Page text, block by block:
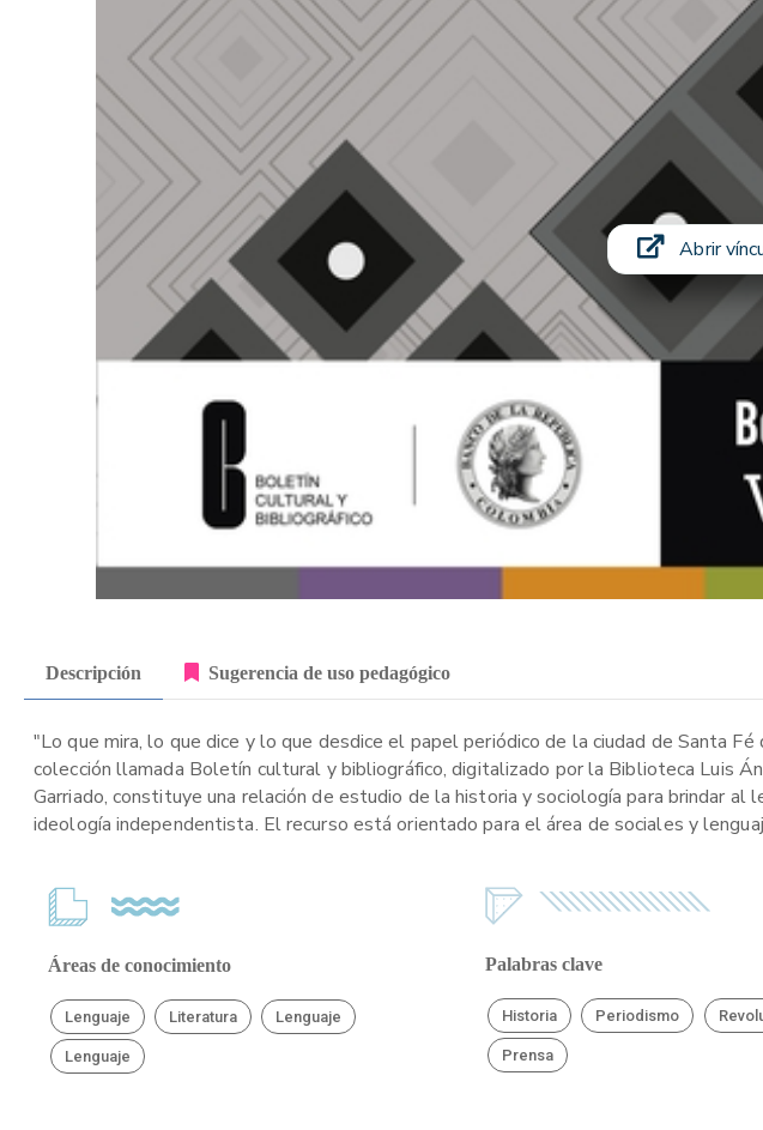
Abrir
Descripción Sugerencia de uso pedagógico
"Lo que mira, lo que dice y lo que desdice el papel periódico de la ciudad de Santa
colección llamada Boletín cultural y bibliográfico, digitalizado por la Biblioteca Luis
Garriado, constituye una relación de estudio de la historia y sociología para brindar
ideología independentista. El recurso está orientado para el área de sociales y
Áreas de conocimiento
Lenguaje Literatura Lenguaje
Lenguaje
Palabras clave
Historia Periodismo
Prensa